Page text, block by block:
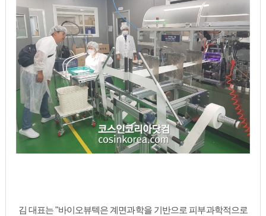
김 대표는 "바이오뷰텍은 계면과학을 기반으로 피부과학적으로